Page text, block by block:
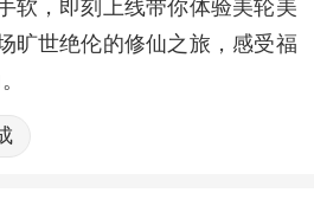
软，即刻上线带你体验美轮美
旷世绝伦的修仙之旅，感受福